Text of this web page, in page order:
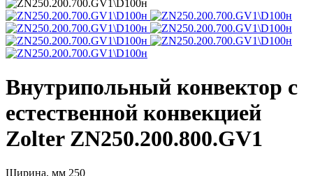
Внутрипольный конвектор с
естественной конвекцией
Zolter ZN250.200.800.GV1
Ширина, мм 250